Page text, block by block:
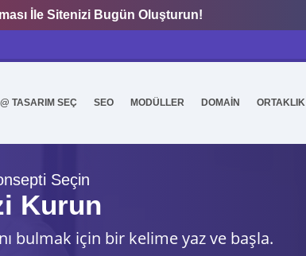
İle Sitenizi Bugün Oluşturun!
@ TASARIM SEÇ SEO MODÜLLER DOMAİN ORTAKLIK
Seçin
Kurun
bulmak için bir kelime yaz ve başla.